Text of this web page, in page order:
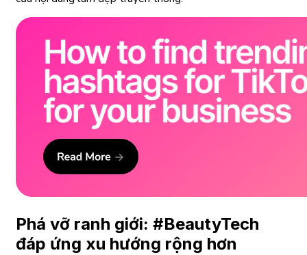
Phá vỡ ranh giới: #BeautyTech
đáp ứng xu hướng rộng hơn